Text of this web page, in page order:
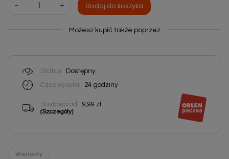
- + dodaj do koszyka
Możesz kupić także poprzez
Status:
Dostępny
Czas wysyłki:
24 godziny
Dostawa od: 9,99 zł
(Szczegóły)
Warianty